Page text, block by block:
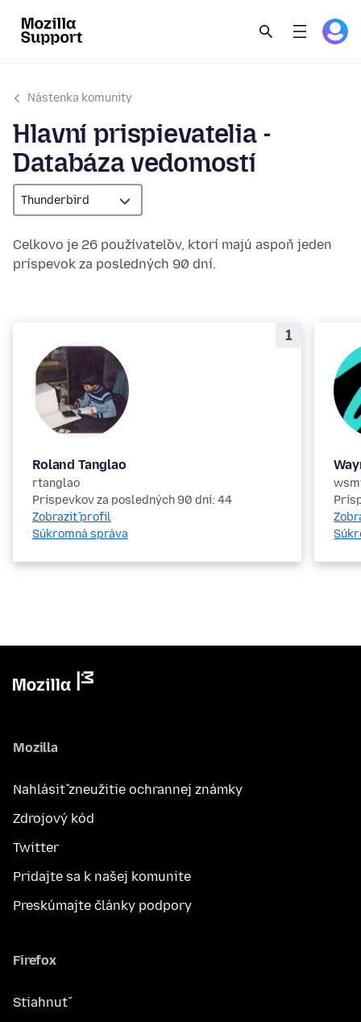
Nástenka komunity
Hlavní prispievatelia -
Databáza vedomostí
Thunderbird
Celkovo je 26 používateľov, ktorí majú aspoň jeden
príspevok za posledných 90 dní.
1
Roland Tanglao
rtanglao
Príspevkov za posledných 90 dní: 44
Zobraziť profil
Súkromná správa
Mozilla
Nahlásiť zneužitie ochrannej známky
Zdrojový kód
Twitter
Pridajte sa k našej komunite
Preskúmajte články podpory
Firefox
Stiahnuť